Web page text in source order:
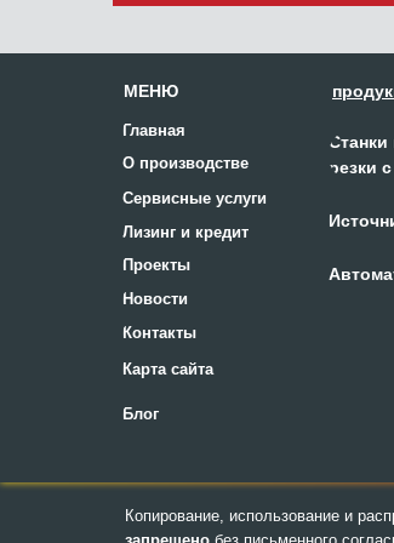
Главная
О производстве
Сервисные услуги
Лизинг и кредит
Проекты
Новости
Контакты
МЕНЮ
Копирование, использование и
Карта сайта
Станки
резки
Блог